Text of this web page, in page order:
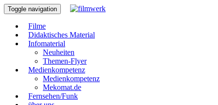
Toggle navigation
Filme
Didaktisches Material
Infomaterial
Neuheiten
Themen-Flyer
Medienkompetenz
Medienkompetenz
Mekomat.de
Fernsehen/Funk